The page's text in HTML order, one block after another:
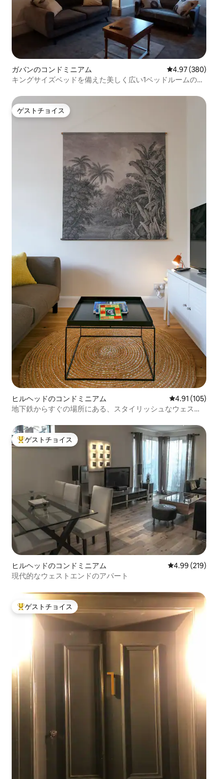
ガバンのコンドミニアム レビュー380
4.97 (380)
キングサイズベッドを備えた美しく広い1ベッドルームのフ
ゲストチョイス
ゲストチョイス
ヒルヘッドのコンドミニアム レビュー105
4.91 (105)
地下鉄からすぐの場所にある、スタイリッシュなウェスト
大好評のゲストチョイスです。
ゲストチョイス
ヒルヘッドのコンドミニアム レビュー219
4.99 (219)
現代的なウェストエンドのアパート
大好評のゲストチョイスです。
ゲストチョイス